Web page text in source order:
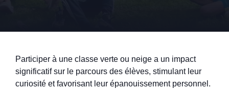
Participer à une classe verte ou neige a un impact
significatif sur le parcours des élèves, stimulant leur
curiosité et favorisant leur épanouissement personnel.